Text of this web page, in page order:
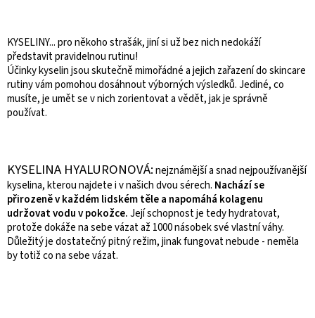
KYSELINY... pro někoho strašák, jiní si už bez nich nedokáží
představit pravidelnou rutinu!
Účinky kyselin jsou skutečně mimořádné a jejich zařazení do skincare
rutiny vám pomohou dosáhnout výborných výsledků. Jediné, co
musíte, je umět se v nich zorientovat a vědět, jak je správně
používat.
KYSELINA HYALURONOVÁ:nejznámější a snad nejpoužívanější
kyselina, kterou najdete i v našich dvou sérech. Nachází se
přirozeně v každém lidském těle a napomáhá kolagenu
udržovat vodu v pokožce.Její schopnost je tedy hydratovat,
protože dokáže na sebe vázat až 1000 násobek své vlastní váhy.
Důležitý je dostatečný pitný režim, jinak fungovat nebude - neměla
by totiž co na sebe vázat.